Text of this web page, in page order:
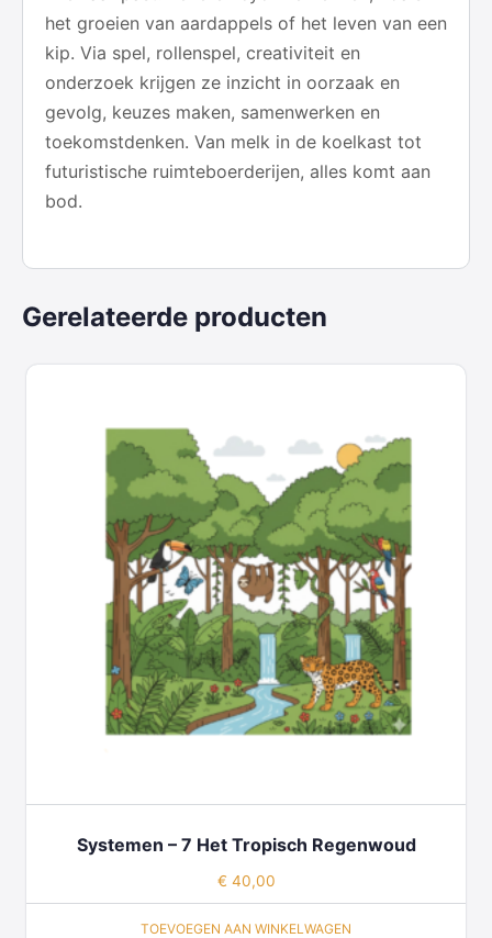
het groeien van aardappels of het leven van een
kip. Via spel, rollenspel, creativiteit en
onderzoek krijgen ze inzicht in oorzaak en
gevolg, keuzes maken, samenwerken en
toekomstdenken. Van melk in de koelkast tot
futuristische ruimteboerderijen, alles komt aan
bod.
Gerelateerde producten
Systemen – 7 Het Tropisch Regenwoud
€ 40,00
TOEVOEGEN AAN WINKELWAGEN